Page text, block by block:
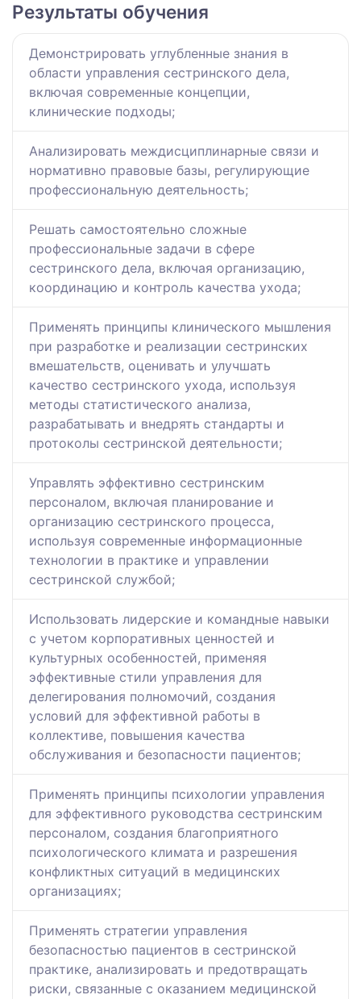
Результаты обучения
Демонстрировать углубленные знания в
области управления сестринского дела,
включая современные концепции,
клинические подходы;
Анализировать междисциплинарные связи и
нормативно правовые базы, регулирующие
профессиональную деятельность;
Решать самостоятельно сложные
профессиональные задачи в сфере
сестринского дела, включая организацию,
координацию и контроль качества ухода;
Применять принципы клинического мышления
при разработке и реализации сестринских
вмешательств, оценивать и улучшать
качество сестринского ухода, используя
методы статистического анализа,
разрабатывать и внедрять стандарты и
протоколы сестринской деятельности;
Управлять эффективно сестринским
персоналом, включая планирование и
организацию сестринского процесса,
используя современные информационные
технологии в практике и управлении
сестринской службой;
Использовать лидерские и командные навыки
с учетом корпоративных ценностей и
культурных особенностей, применяя
эффективные стили управления для
делегирования полномочий, создания
условий для эффективной работы в
коллективе, повышения качества
обслуживания и безопасности пациентов;
Применять принципы психологии управления
для эффективного руководства сестринским
персоналом, создания благоприятного
психологического климата и разрешения
конфликтных ситуаций в медицинских
организациях;
Применять стратегии управления
безопасностью пациентов в сестринской
практике, анализировать и предотвращать
риски, связанные с оказанием медицинской